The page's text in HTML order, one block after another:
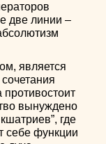
две линии –
является
противостоит
вынуждено
где
себе функции